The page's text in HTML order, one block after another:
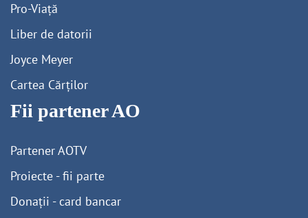
Pro-Viață
Liber de datorii
Joyce Meyer
Cartea Cărților
Fii partener AO
Partener AOTV
Proiecte - fii parte
Donații - card bancar